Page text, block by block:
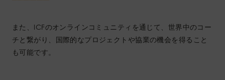
また、ICFのオンラインコミュニティを通じて、世界中のコー
チと繋がり、国際的なプロジェクトや協業の機会を得ること
も可能です。